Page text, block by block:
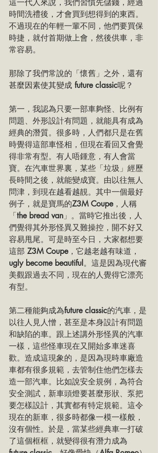
這一代人來說，我們習慣先儲錢，經過
時間洗禮後，才會買到想得到的東西。
不過現在的年輕一輩不同，他們要買保
時捷，就付首期做上會，然後供車，非
常容易。
那除了我們常說的「懷舊」之外，還有
甚麼因素使其變成 future classic呢？
第一，我認為只要一部車夠怪、比例有
問題、外形設計有問題，就能具有成為
經典的潛質。很多時，人們都只是在舊
時覺得這部車怪相，但現在看回又會覺
得非常有型。有人唔鍾意，有人會當
寶。在汽車世界裏，某些「垃圾」經歷
長時間之後，就能變成寶。由以往無人
問津，到現在越看越靚。其中一個最好
例子，就是寶馬的Z3M Coupe，人稱
「the bread van 」。當時它推出後，人
們覺得其外形怪異又難操控，開不好又
容易甩尾。可是時至今日，大家都想要
這部 Z3M Coupe，它越老越有味道，
ugly become beautiful。這是因為現代審
美觀跟過去不同，現在的人覺得它漂亮
有型。
第二種能夠成為future classic的汽車，是
以往人見人憎，甚至是本身設計有問題
和缺陷的車。跟上述講外形怪異的汽車
一樣，這些怪車現在又開始多車迷喜
歡。造成這現象的，是因為現時車廠造
車都有很多規範，去管制住他們怎樣去
造一部汽車。比如說安全規例，為符合
安全測試，新車頭燈要甚麼形狀、泵把
要怎樣設計，其實都有特定規範。這令
現在的新車，很多時都像一模一樣般，
沒有個性。於是，當某些經典車一打破
了這個框框，就變得很有潛力成為